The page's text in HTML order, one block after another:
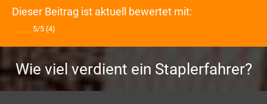
Dieser Beitrag ist aktuell bewertet mit:
5/5 (4)
Wie viel verdient ein Staplerfahrer?